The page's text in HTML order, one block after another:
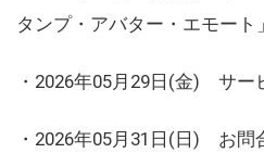
タンプ・アバター・エモート
・2026年05月29日(金) サー
・2026年05月31日(日) お問